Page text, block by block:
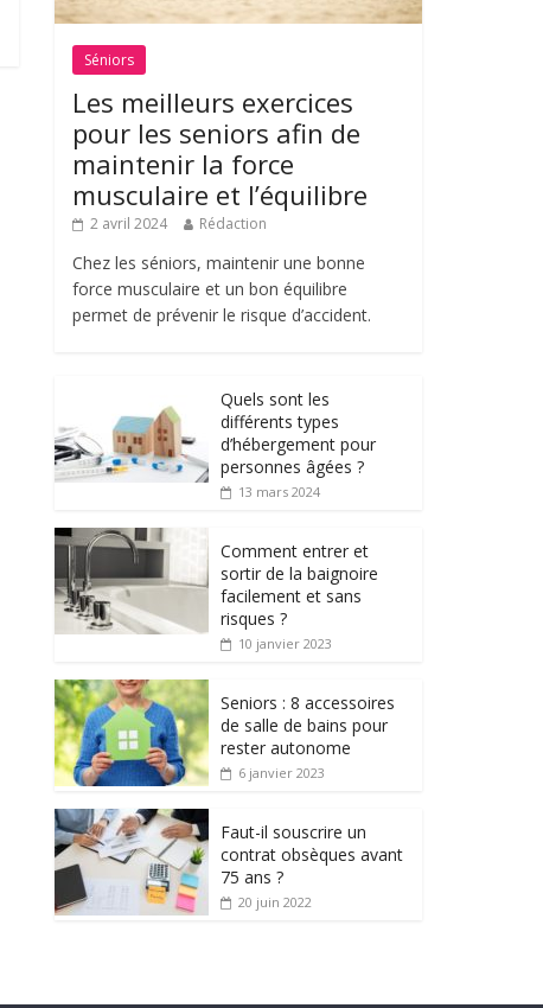
Séniors
Les meilleurs exercices
pour les seniors afin de
maintenir la force
musculaire et l’équilibre
2 avril 2024 Rédaction
Chez les séniors, maintenir une bonne
force musculaire et un bon équilibre
permet de prévenir le risque d’accident.
Quels sont les
différents types
d’hébergement pour
personnes âgées ?
13 mars 2024
Comment entrer et
sortir de la baignoire
facilement et sans
risques ?
10 janvier 2023
Seniors : 8 accessoires
de salle de bains pour
rester autonome
6 janvier 2023
Faut-il souscrire un
contrat obsèques avant
75 ans ?
20 juin 2022